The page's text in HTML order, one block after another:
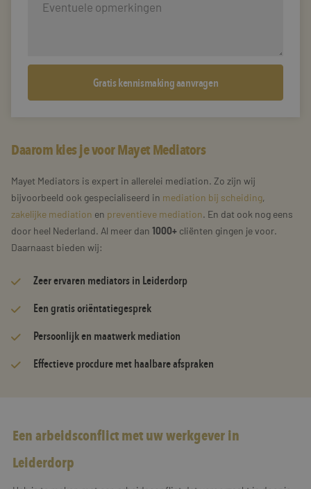
Daarom kies je voor Mayet Mediators
Mayet Mediators is expert in allerelei mediation. Zo zijn wij
bijvoorbeeld ook gespecialiseerd in mediation bij scheiding,
zakelijke mediation en preventieve mediation. En dat ook nog eens
door heel Nederland. Al meer dan 1000+ cliënten gingen je voor.
Daarnaast bieden wij:
Zeerervaren mediators in Leiderdorp
Een gratis oriëntatiegesprek
Persoonlijk en maatwerk mediation
Effectieve procdure met haalbare afspraken
Een arbeidsconflict met uw werkgever in
Leiderdorp